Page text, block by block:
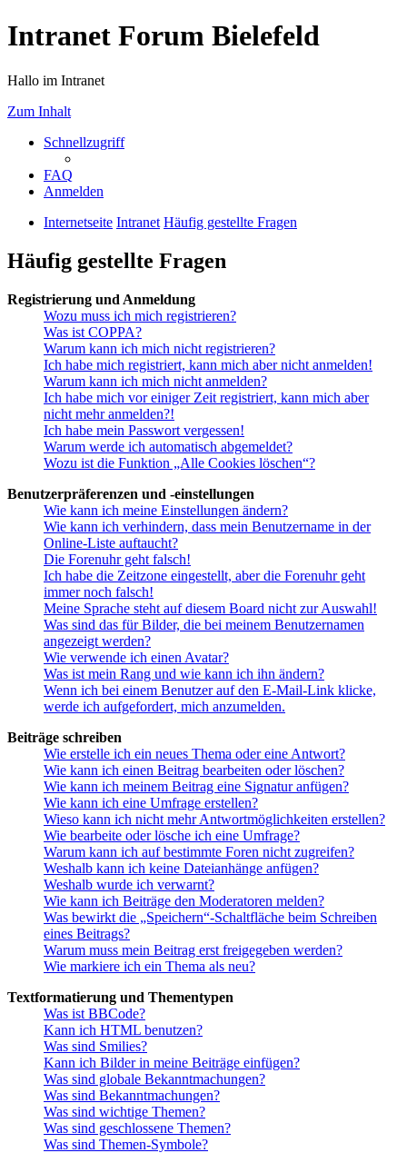
Intranet Forum Bielefeld
Hallo im Intranet
Zum Inhalt
Schnellzugriff
FAQ
Anmelden
Internetseite Intranet Häufig gestellte Fragen
Häufig gestellte Fragen
Registrierung und Anmeldung
Wozu muss ich mich registrieren?
Was ist COPPA?
Warum kann ich mich nicht registrieren?
Ich habe mich registriert, kann mich aber nicht anmelden!
Warum kann ich mich nicht anmelden?
Ich habe mich vor einiger Zeit registriert, kann mich aber
nicht mehr anmelden?!
Ich habe mein Passwort vergessen!
Warum werde ich automatisch abgemeldet?
Wozu ist die Funktion „Alle Cookies löschen“?
Benutzerpräferenzen und -einstellungen
Wie kann ich meine Einstellungen ändern?
Wie kann ich verhindern, dass mein Benutzername in der
Online-Liste auftaucht?
Die Forenuhr geht falsch!
Ich habe die Zeitzone eingestellt, aber die Forenuhr geht
immer noch falsch!
Meine Sprache steht auf diesem Board nicht zur Auswahl!
Was sind das für Bilder, die bei meinem Benutzernamen
angezeigt werden?
Wie verwende ich einen Avatar?
Was ist mein Rang und wie kann ich ihn ändern?
Wenn ich bei einem Benutzer auf den E-Mail-Link klicke,
werde ich aufgefordert, mich anzumelden.
Beiträge schreiben
Wie erstelle ich ein neues Thema oder eine Antwort?
Wie kann ich einen Beitrag bearbeiten oder löschen?
Wie kann ich meinem Beitrag eine Signatur anfügen?
Wie kann ich eine Umfrage erstellen?
Wieso kann ich nicht mehr Antwortmöglichkeiten erstellen?
Wie bearbeite oder lösche ich eine Umfrage?
Warum kann ich auf bestimmte Foren nicht zugreifen?
Weshalb kann ich keine Dateianhänge anfügen?
Weshalb wurde ich verwarnt?
Wie kann ich Beiträge den Moderatoren melden?
Was bewirkt die „Speichern“-Schaltfläche beim Schreiben
eines Beitrags?
Warum muss mein Beitrag erst freigegeben werden?
Wie markiere ich ein Thema als neu?
Textformatierung und Thementypen
Was ist BBCode?
Kann ich HTML benutzen?
Was sind Smilies?
Kann ich Bilder in meine Beiträge einfügen?
Was sind globale Bekanntmachungen?
Was sind Bekanntmachungen?
Was sind wichtige Themen?
Was sind geschlossene Themen?
Was sind Themen-Symbole?